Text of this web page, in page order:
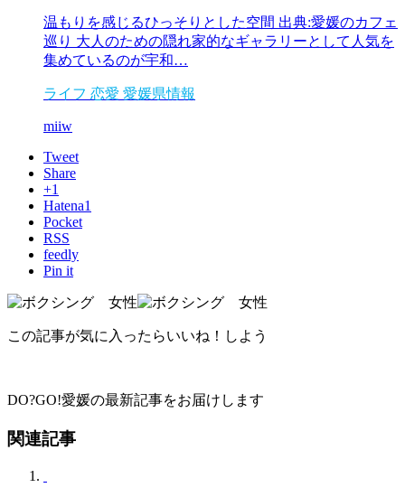
温もりを感じるひっそりとした空間 出典:愛媛のカフェ
巡り 大人のための隠れ家的なギャラリーとして人気を
集めているのが宇和…
ライフ 恋愛 愛媛県情報
miiw
Tweet
Share
+1
Hatena1
Pocket
RSS
feedly
Pin it
この記事が気に入ったらいいね！しよう
DO?GO!愛媛の最新記事をお届けします
関連記事